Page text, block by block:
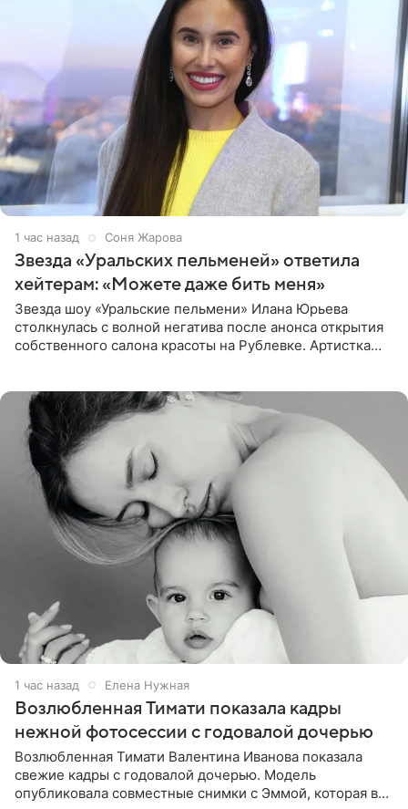
1 час назад Соня Жарова
Звезда «Уральских пельменей» ответила
хейтерам: «Можете даже бить меня»
Звезда шоу «Уральские пельмени» Илана Юрьева
столкнулась с волной негатива после анонса открытия
собственного салона красоты на Рублевке. Артистка
1 час назад Елена Нужная
Возлюбленная Тимати показала кадры
нежной фотосессии с годовалой дочерью
Возлюбленная Тимати Валентина Иванова показала
свежие кадры с годовалой дочерью. Модель
опубликовала совместные снимки с Эммой, которая в